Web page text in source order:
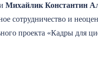
Михайлик Константин
сотрудничество и
проекта «Кадры для